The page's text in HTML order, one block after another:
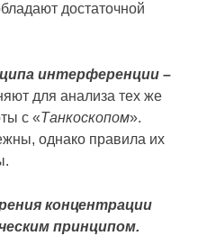
достаточной
интерференции –
для анализа тех же
с «Танкоскопом».
однако правила их
концентрации
принципом.